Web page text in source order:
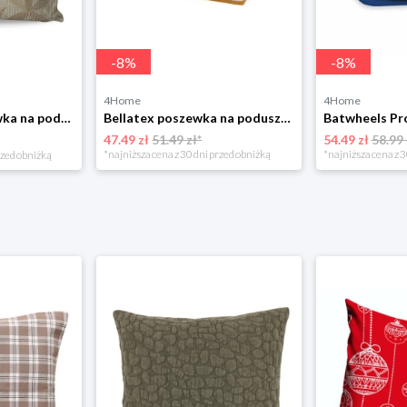
Matějovský Poszewka na poduszkę Solei, 40 x 40 cm
obniżką
-8%
4Home
Bellatex poszewka na poduszkę klinową frotte musztardowa, 80 x 50 x 20 cm
47.49 zł51.49 zł*
*najniższa cena z 30 dni przed obniżką
-8%
4Home
54.49 zł58.99
*najniższa cena z